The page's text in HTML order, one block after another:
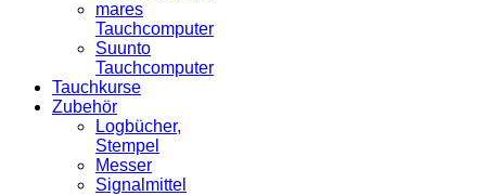
mares
Tauchcomputer
Suunto
Tauchcomputer
Tauchkurse
Zubehör
Logbücher,
Stempel
Messer
Signalmittel